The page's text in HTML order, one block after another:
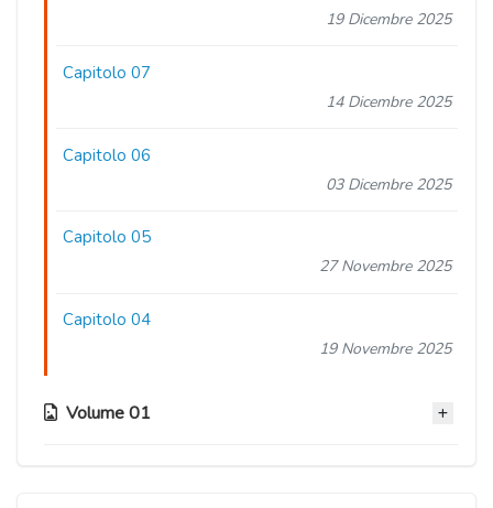
19 Dicembre 2025
Capitolo 07
14 Dicembre 2025
Capitolo 06
03 Dicembre 2025
Capitolo 05
27 Novembre 2025
Capitolo 04
19 Novembre 2025
Volume 01